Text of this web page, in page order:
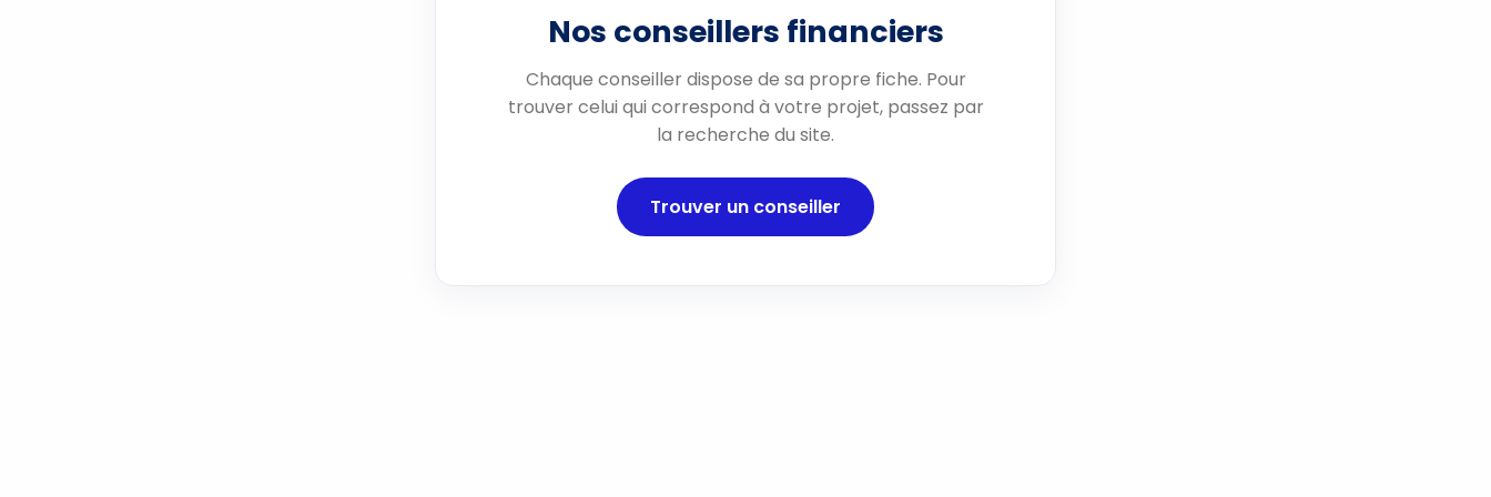
Nos conseillers financiers
Chaque conseiller dispose de sa propre fiche. Pour
trouver celui qui correspond à votre projet, passez par
la recherche du site.
Trouver un conseiller